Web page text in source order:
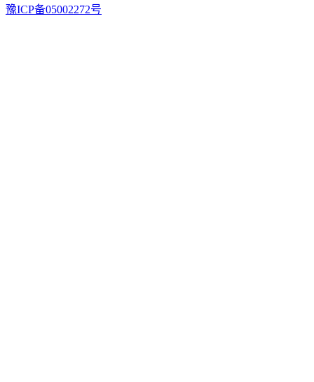
豫ICP备05002272号